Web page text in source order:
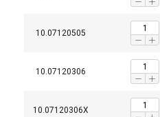
10.07120505
10.07120306
10.07120306X